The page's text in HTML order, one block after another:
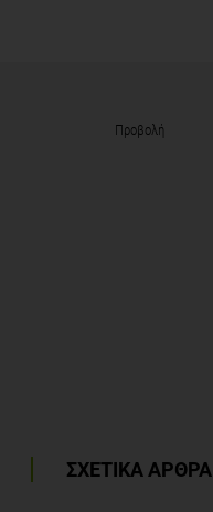
Προβολή
ΣΧΕΤΙΚΑ ΑΡΘΡΑ